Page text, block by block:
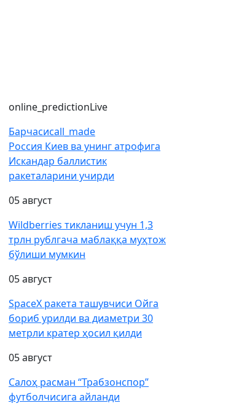
online_predictionLive
Барчасиcall_made
Россия Киев ва унинг атрофига
Искандар баллистик
ракеталарини учирди
05 август
Wildberries тикланиш учун 1,3
трлн рублгача маблаққа муҳтож
бўлиши мумкин
05 август
SpaceX ракета ташувчиси Ойга
бориб урилди ва диаметри 30
метрли кратер ҳосил қилди
05 август
Салоҳ расман “Трабзонспор”
футболчисига айланди